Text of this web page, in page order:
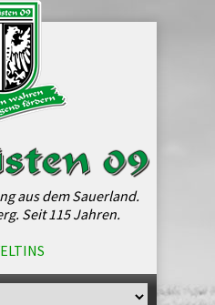
aus dem Sauerland.
Seit 115 Jahren.